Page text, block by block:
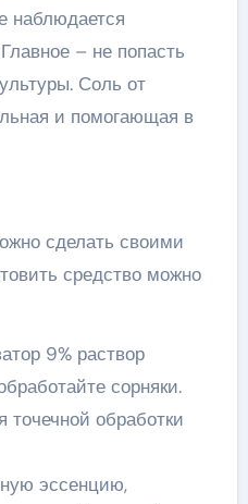
наблюдается
– не попасть
Соль от
и помогающая в
сделать своими
средство можно
9% раствор
сорняки.
обработки
эссенцию,